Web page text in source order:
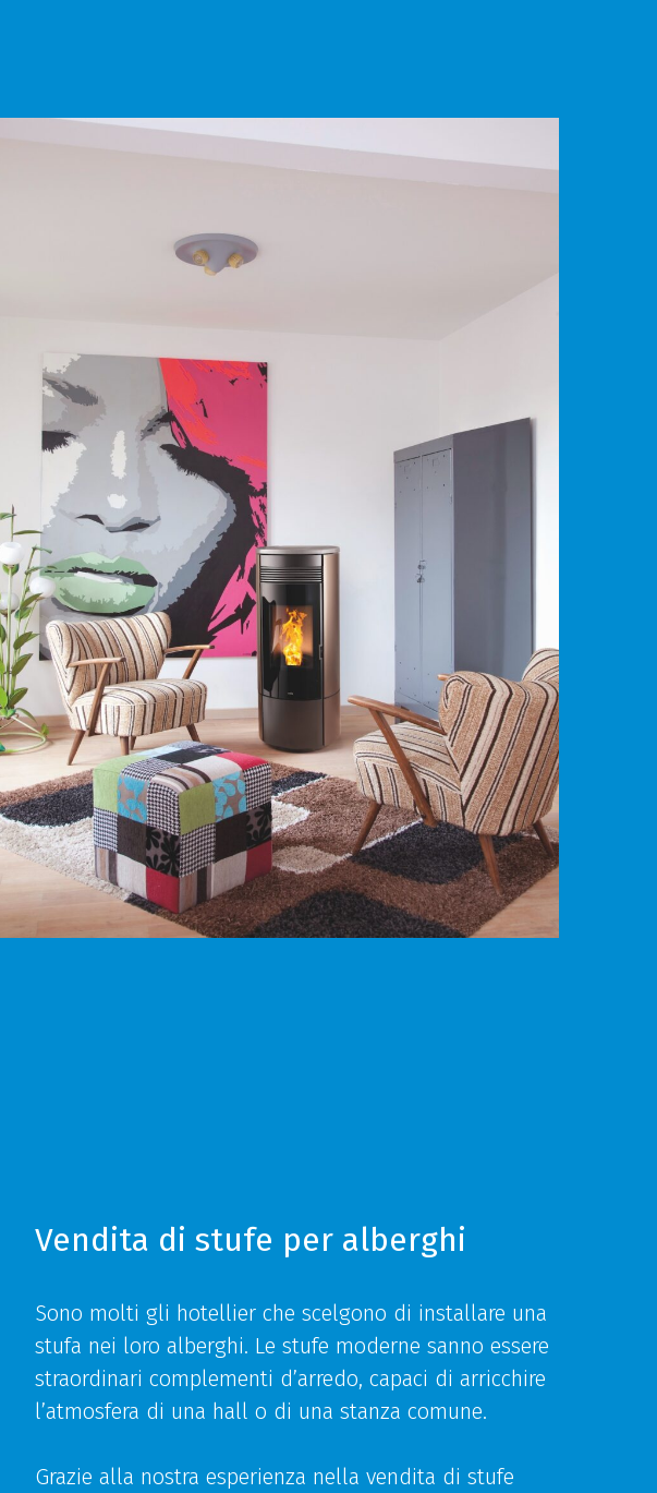
Vendita di stufe per alberghi
Sono molti gli hotellier che scelgono di installare una
stufa nei loro alberghi. Le stufe moderne sanno essere
straordinari complementi d’arredo, capaci di arricchire
l’atmosfera di una hall o di una stanza comune.
Grazie alla nostra esperienza nella vendita di stufe